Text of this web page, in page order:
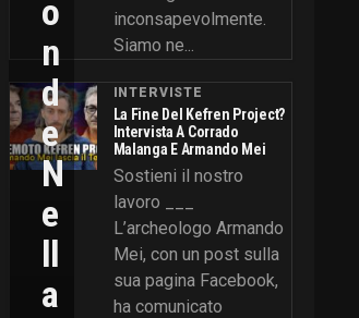
inconsapevolmente.
Siamo ne...
INTERVISTE
La Fine Del Kefren Project?
Intervista A Corrado
Malanga E Armando Mei
Sostieni il nostro
lavoro ___
L’archeologo Armando
Mei, con un post sulla
sua pagina Facebook,
ha comunicato
O
N
D
E
N
E
Ll
A